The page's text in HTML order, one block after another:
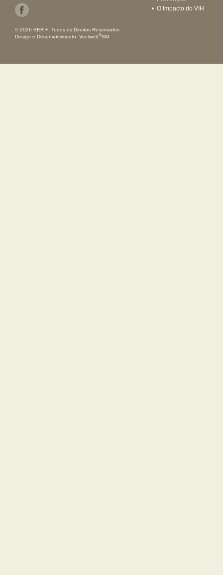
• O Impacto do VIH
© 2026 SER +. Todos os Direitos Reservados.
Design e Desenvolvimento: Vectweb®SM